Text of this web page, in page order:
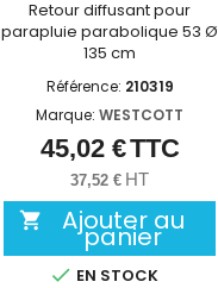
Retour diffusant pour
parapluie parabolique 53 Ø
135 cm
Référence: 210319
Marque: WESTCOTT
Prix
45,02 €TTC
37,52 € HT
 Ajouter au
panier
 EN STOCK